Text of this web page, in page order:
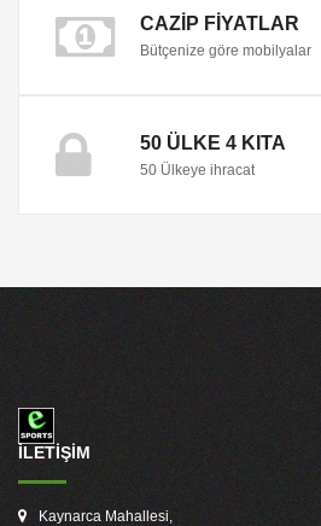
CAZIP FIYATLAR
Bütçenize göre mobilyalar
50 ÜLKE 4 KITA
50 Ülkeye ihracat
İLETİŞİM
Kaynarca Mahallesi,